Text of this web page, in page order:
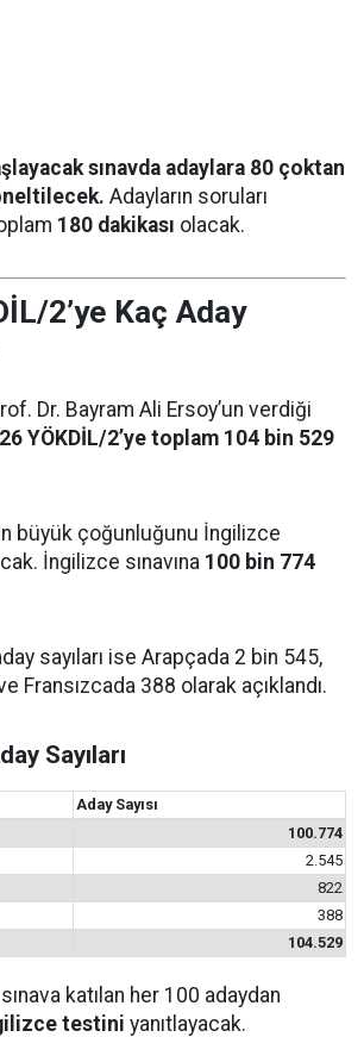
sınavda adaylara 80 çoktan
Adayların soruları
180 dakikası olacak.
2’ye Kaç Aday
Dr. Bayram Ali Ersoy’un verdiği
YÖKDİL/2’ye toplam 104 bin 529
büyük çoğunluğunu İngilizce
İngilizce sınavına 100 bin 774
sayıları ise Arapçada 2 bin 545,
Fransızcada 388 olarak açıklandı.
Sayıları
Aday Sayısı
100.774
2.545
822
388
104.529
katılan her 100 adaydan
testini yanıtlayacak.